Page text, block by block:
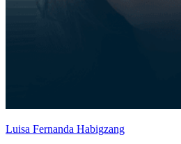
Luisa Fernanda Habigzang